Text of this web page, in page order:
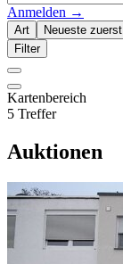
Anmelden →
Art
Neueste zuerst
Filter
Kartenbereich
5 Treffer
Auktionen